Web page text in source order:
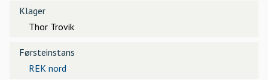
Klager
Thor Trovik
Førsteinstans
REK nord